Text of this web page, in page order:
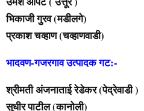
भिकाजी गुरव (मडीलगे)
प्रकाश चव्हाण (चव्हाणवाडी)
भादवण-गजरगाव उत्पादक गट:-
श्रीमती अंजनाताई रेडेकर
सुधीर पाटील (कानोली)